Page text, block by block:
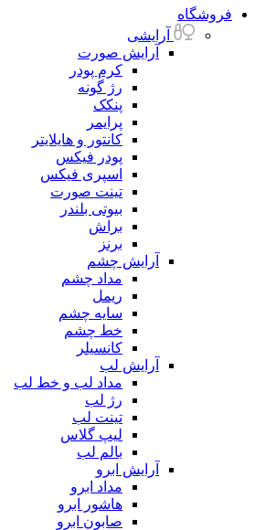
فروشگاه
آرایشی
آرایش صورت
کرم پودر
رژ گونه
پنکک
پرایمر
کانتور و هایلایتر
پودر فیکس
اسپری فیکس
تینت صورت
بیوتی بلندر
براش
برنز
آرایش چشم
مداد چشم
ریمل
سایه چشم
خط چشم
کانسیلر
آرایش لب
مداد لب و خط لب
رژ لب
تینت لب
لیپ گلاس
بالم لب
آرایش ابرو
مداد ابرو
هاشور ابرو
صابون ابرو